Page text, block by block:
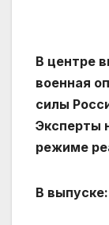
В центре
военная
силы
Эксперты
режиме
В выпуске: